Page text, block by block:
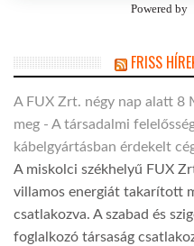
Powered by
FRISS
A FUX Zrt. négy nap alatt
meg - A társadalmi
kábelgyártásban érdekelt
A miskolci székhelyű FUX
villamos energiát takarított
csatlakozva. A szabad és
foglalkozó társaság